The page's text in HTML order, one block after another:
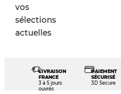
vos
sélections
actuelles
LIVRAISON
FRANCE
3 à 5 jours
ouvrés
PAIEMENT
SÉCURISÉ
3D Secure